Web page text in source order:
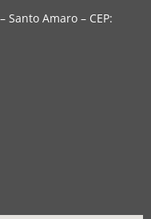
Santo Amaro – CEP: